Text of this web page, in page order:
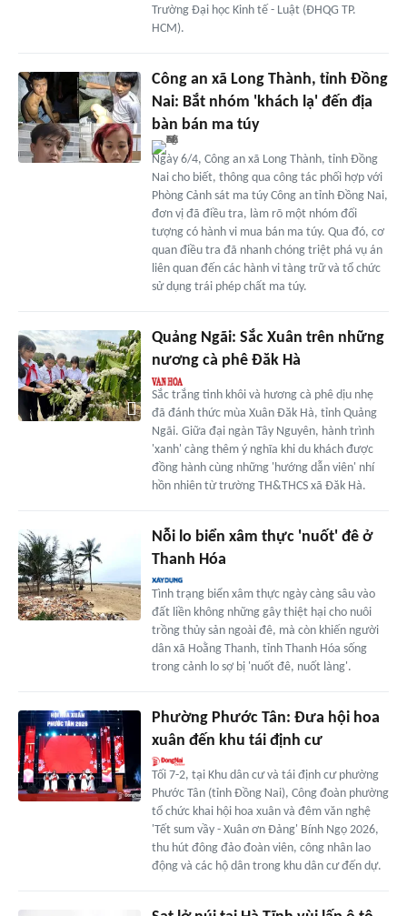
Trường Đại học Kinh tế - Luật (ĐHQG TP.
HCM).
Công an xã Long Thành, tỉnh Đồng
Nai: Bắt nhóm 'khách lạ' đến địa
bàn bán ma túy
Ngày 6/4, Công an xã Long Thành, tỉnh Đồng
Nai cho biết, thông qua công tác phối hợp với
Phòng Cảnh sát ma túy Công an tỉnh Đồng Nai,
đơn vị đã điều tra, làm rõ một nhóm đối
tượng có hành vi mua bán ma túy. Qua đó, cơ
quan điều tra đã nhanh chóng triệt phá vụ án
liên quan đến các hành vi tàng trữ và tổ chức
sử dụng trái phép chất ma túy.
Quảng Ngãi: Sắc Xuân trên những
nương cà phê Đăk Hà
Sắc trắng tinh khôi và hương cà phê dịu nhẹ
đã đánh thức mùa Xuân Đăk Hà, tỉnh Quảng
Ngãi. Giữa đại ngàn Tây Nguyên, hành trình
'xanh' càng thêm ý nghĩa khi du khách được
đồng hành cùng những 'hướng dẫn viên' nhí
hồn nhiên từ trường TH&THCS xã Đăk Hà.
Nỗi lo biển xâm thực 'nuốt' đê ở
Thanh Hóa
Tình trạng biển xâm thực ngày càng sâu vào
đất liền không những gây thiệt hại cho nuôi
trồng thủy sản ngoài đê, mà còn khiến người
dân xã Hoằng Thanh, tỉnh Thanh Hóa sống
trong cảnh lo sợ bị 'nuốt đê, nuốt làng'.
Phường Phước Tân: Đưa hội hoa
xuân đến khu tái định cư
Tối 7-2, tại Khu dân cư và tái định cư phường
Phước Tân (tỉnh Đồng Nai), Công đoàn phường
tổ chức khai hội hoa xuân và đêm văn nghệ
'Tết sum vầy - Xuân ơn Đảng' Bính Ngọ 2026,
thu hút đông đảo đoàn viên, công nhân lao
động và các hộ dân trong khu dân cư đến dự.